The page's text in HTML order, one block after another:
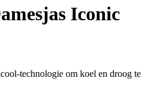
Iconic
technologie om koel en droog te